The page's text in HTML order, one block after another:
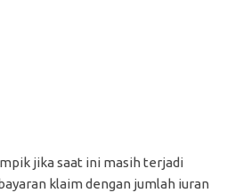
jika saat ini masih terjadi
klaim dengan jumlah iuran